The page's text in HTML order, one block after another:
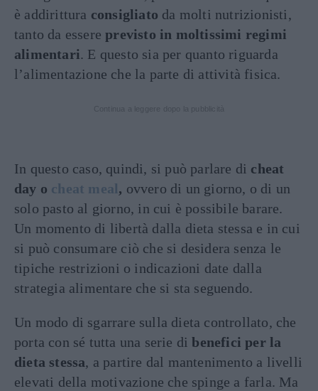
è addirittura consigliato da molti nutrizionisti,
tanto da essereprevisto in moltissimi regimi
alimentari. E questo sia per quanto riguarda
l’alimentazione che la parte di attività fisica.
In questo caso, quindi, si può parlare di cheat
day o cheat meal, ovvero di un giorno, o di un
solo pasto al giorno, in cui è possibile barare.
Un momento di libertà dalla dieta stessa e in cui
si può consumare ciò che si desidera senza le
tipiche restrizioni o indicazioni date dalla
strategia alimentare che si sta seguendo.
Un modo di sgarrare sulla dieta controllato, che
porta con sé tutta una serie dibenefici per la
dieta stessa, a partire dal mantenimento a livelli
elevati della motivazione che spinge a farla. Ma